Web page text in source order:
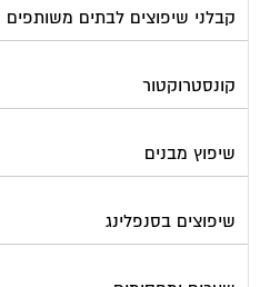
קונסטרוקטור
שיפוץ מבנים
שיפוצים בסנפלינג
שערים ומחסומים